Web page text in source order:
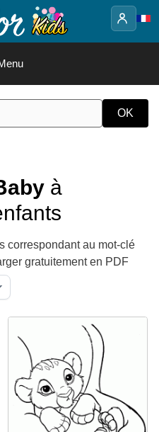
à
correspondant au mot-clé
gratuitement en PDF